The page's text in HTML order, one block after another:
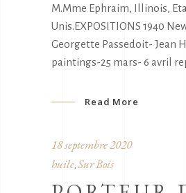
M.Mme Ephraim, Illinois,
Unis.EXPOSITIONS 1940
Georgette Passedoit- Jean
paintings-25 mars- 6 avril
Read More
18 septembre 2020
huile, Sur Bois